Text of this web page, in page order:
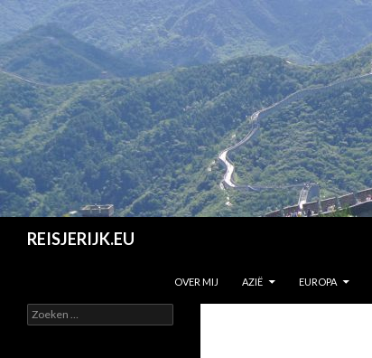
REISJERIJK.EU
OVER MIJ
AZIË EUROPA
Z
o